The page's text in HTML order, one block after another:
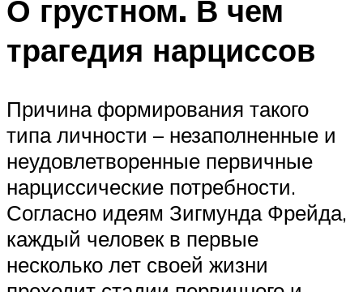
О грустном. В чем
трагедия нарциссов
Причина формирования такого
типа личности – незаполненные и
неудовлетворенные первичные
нарциссические потребности.
Согласно идеям Зигмунда Фрейда,
каждый человек в первые
несколько лет своей жизни